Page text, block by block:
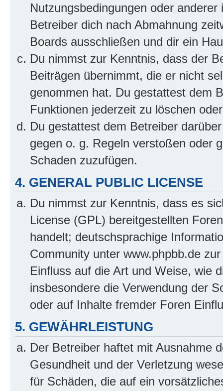
Nutzungsbedingungen oder
Betreiber dich nach Abmahnung
Boards ausschließen und dir ein
Du nimmst zur Kenntnis, dass der
Beiträgen übernimmt, die er nicht
genommen hat. Du gestattest dem
Funktionen jederzeit zu löschen
Du gestattest dem Betreiber
gegen o. g. Regeln verstoßen oder
Schaden zuzufügen.
4. GENERAL PUBLIC LICENSE
Du nimmst zur Kenntnis, dass es
License (GPL) bereitgestellten
handelt; deutschsprachige
Community unter www.phpbb.de
Einfluss auf die Art und Weise, wie
insbesondere die Verwendung der
oder auf Inhalte fremder Foren
5. GEWÄHRLEISTUNG
Der Betreiber haftet mit Ausnahme
Gesundheit und der Verletzung
für Schäden, die auf ein